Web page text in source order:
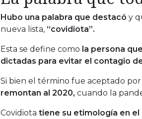
Hubo una palabra que destacó y
nueva lista, “covidiota”.
Esta se define como la persona
dictadas para evitar el contagio
Si bien el término fue aceptado por
remontan al 2020, cuando la
Covidiota tiene su etimología en